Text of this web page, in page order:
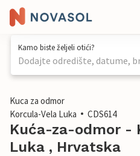
Kamo biste željeli otići?
Dodajte odredište, datume,
1 / 43
Kuca za odmor
Korcula-Vela Luka
CDS614
Kuća-za-odmor -
Luka , Hrvatska